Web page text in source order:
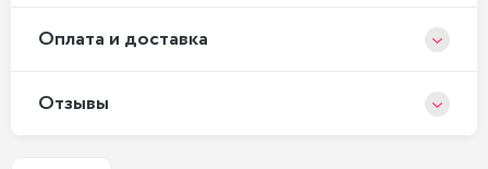
Оплата и доставка
Отзывы